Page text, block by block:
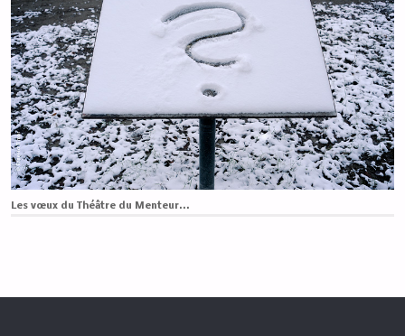
Les vœux du Théâtre du Menteur...